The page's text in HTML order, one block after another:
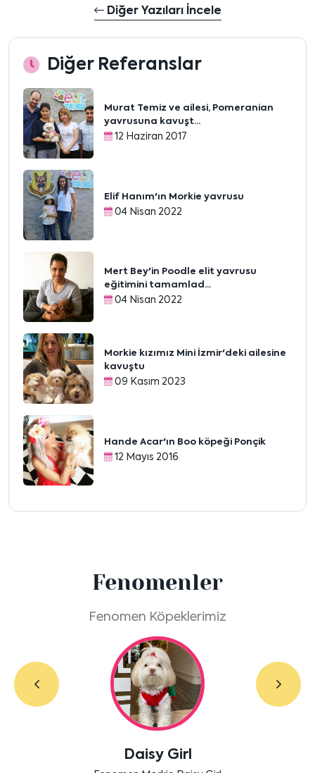
Diğer Yazıları İncele
Diğer Referanslar
Murat Temiz ve ailesi, Pomeranian
yavrusuna kavuşt...
12 Haziran 2017
Elif Hanım'ın Morkie yavrusu
04 Nisan 2022
Mert Bey'in Poodle elit yavrusu
eğitimini tamamlad...
04 Nisan 2022
Morkie kızımız Mini İzmir'deki ailesine
kavuştu
09 Kasım 2023
Hande Acar'ın Boo köpeği Ponçik
12 Mayıs 2016
Fenomenler
Fenomen Köpeklerimiz
Daisy Girl